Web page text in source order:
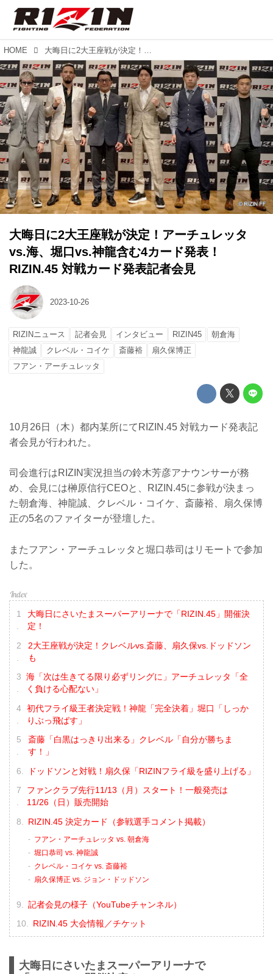
HOME 大晦日に2大王座戦が決定！アーチュレッタvs.海、堀口vs.神龍含む4カード発表！RIZIN.45 対戦カード発表記者会見
大晦日に2大王座戦が決定！アーチュレッタ
vs.海、堀口vs.神龍含む4カード発表！
RIZIN.45 対戦カード発表記者会見
2023-10-26
RIZINニュース 記者会見 インタビュー RIZIN45
朝倉海
神龍誠
クレベル・コイケ 斎藤裕
扇久保博正
フアン・アーチュレッタ
10月26日（木）都内某所にてRIZIN.45 対戦カード発表記
者会見が行われた。
司会進行はRIZIN実況担当の鈴木芳彦アナウンサーが務
め、会見には榊原信行CEOと、RIZIN.45に参戦が決まっ
た朝倉海、神龍誠、クレベル・コイケ、斎藤裕、扇久保博
正の5名のファイターが登壇した。
またフアン・アーチュレッタと堀口恭司はリモートで参加
した。
大晦日にさいたまスーパーアリーナで「RIZIN.45」開催決
定！
2大王座戦が決定！クレベルvs.斎藤、扇久保vs.ドッドソン
も
海「次は生きてる限り必ずリングに」アーチュレッタ「全
く負ける心配ない」
初代フライ級王者決定戦！神龍「完全決着」堀口「しっか
りぶっ飛ばす」
斎藤「白黒はっきり出来る」クレベル「自分が勝ちま
す！」
ドッドソンと対戦！扇久保「RIZINフライ級を盛り上げる」
ファンクラブ先行11/13（月）スタート！一般発売は
11/26（日）販売開始
RIZIN.45 決定カード（参戦選手コメント掲載）
フアン・アーチュレッタ vs. 朝倉海
堀口恭司 vs. 神龍誠
クレベル・コイケ vs. 斎藤裕
扇久保博正 vs. ジョン・ドッドソン
記者会見の様子（YouTubeチャンネル）
RIZIN.45 大会情報／チケット
大晦日にさいたまスーパーアリーナで